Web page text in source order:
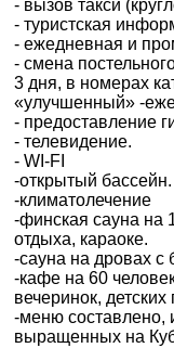
- вызов такси
- туристская
- ежедневная и
- смена
3 дня, в номерах
«улучшенный» -
- предоставление
- телевидение.
- WI-FI
-открытый бассейн.
-климатолечение
-финская сауна на
отдыха, караоке.
-сауна на дровах с
-кафе на 60
вечеринок, детских
-меню составлено,
выращенных на